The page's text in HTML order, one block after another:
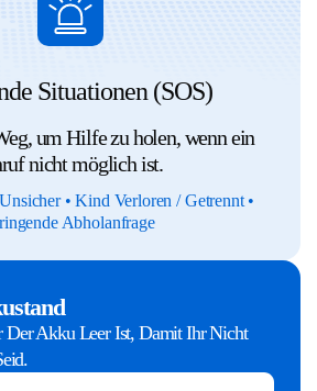
Situationen (SOS)
um Hilfe zu holen, wenn ein
nicht möglich ist.
• Kind Verloren / Getrennt •
Abholanfrage
Akku Leer Ist, Damit Ihr Nicht